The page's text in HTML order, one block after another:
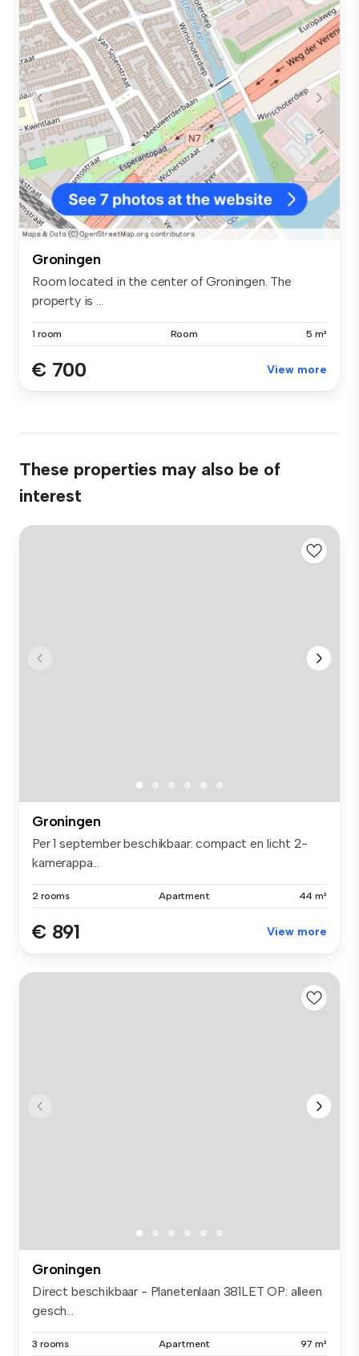
Groningen
Room located in the center of Groningen. The
property is ...
1 room Room 5 m²
€ 700 View more
These properties may also be of
interest
Groningen
Per 1 september beschikbaar: compact en licht 2-
kamerappa...
2 rooms Apartment 44 m²
€ 891 View more
Groningen
Direct beschikbaar - Planetenlaan 381LET OP: alleen
gesch...
3 rooms Apartment 97 m²